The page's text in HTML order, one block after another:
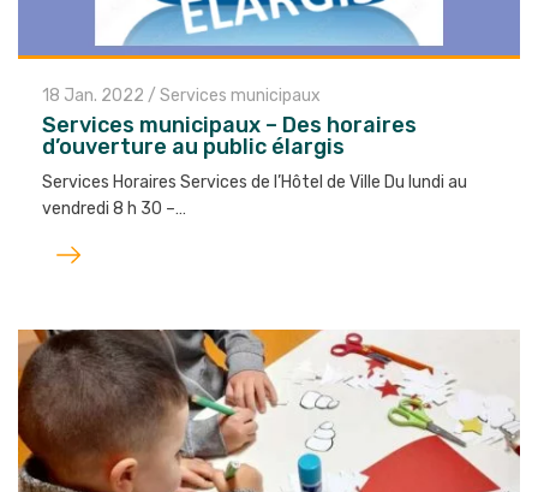
18 Jan. 2022 / Services municipaux
Services municipaux – Des horaires
d’ouverture au public élargis
Services Horaires Services de l’Hôtel de Ville Du lundi au
vendredi 8 h 30 –…
Lire
l'article